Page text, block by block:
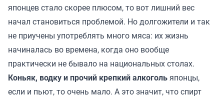
японцев стало скорее плюсом, то вот лишний вес
начал становиться проблемой. Но долгожители и так
не приучены употреблять много мяса: их жизнь
начиналась во времена, когда оно вообще
практически не бывало на национальных столах.
Коньяк, водку и прочий крепкий алкогольяпонцы,
если и пьют, то очень мало. А это значит, что спирт